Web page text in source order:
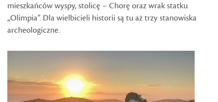
mieszkańców wyspy, stolicę – Chorę oraz wrak statku
„Olimpia”. Dla wielbicieli historii są tu aż trzy stanowiska
archeologiczne.